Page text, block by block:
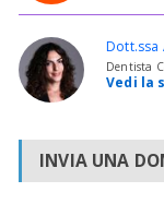
Dott.ssa
Dentista
Vedi la
INVIA UNA